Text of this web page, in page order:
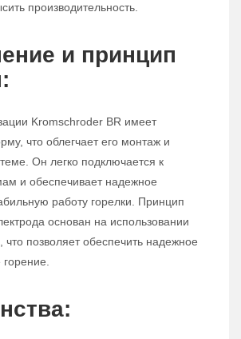
производительность.
и принцип
Kromschroder BR имеет
что облегчает его монтаж и
Он легко подключается к
и обеспечивает надежное
работу горелки. Принцип
основан на использовании
что позволяет обеспечить надежное